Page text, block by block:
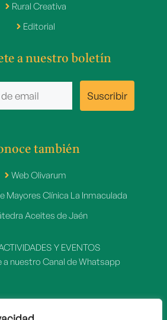
Rural Creativa
Editorial
a nuestro boletín
también
Web Olivarum
Mayores Clínica La Inmaculada
Aceites de Jaén
Y EVENTOS
a nuestro Canal de Whatsapp